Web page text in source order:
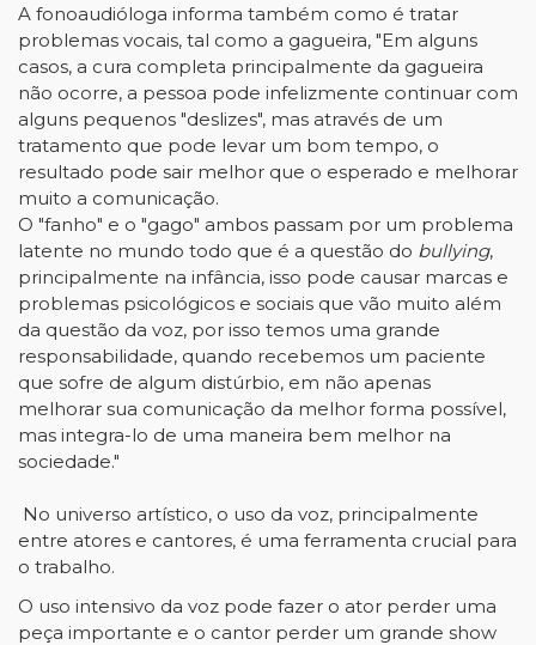
A fonoaudióloga informa também como é tratar
problemas vocais, tal como a gagueira, "Em alguns
casos, a cura completa principalmente da gagueira
não ocorre, a pessoa pode infelizmente continuar com
alguns pequenos "deslizes", mas através de um
tratamento que pode levar um bom tempo, o
resultado pode sair melhor que o esperado e melhorar
muito a comunicação.
O "fanho" e o "gago" ambos passam por um problema
latente no mundo todo que é a questão do bullying,
principalmente na infância, isso pode causar marcas e
problemas psicológicos e sociais que vão muito além
da questão da voz, por isso temos uma grande
responsabilidade, quando recebemos um paciente
que sofre de algum distúrbio, em não apenas
melhorar sua comunicação da melhor forma possível,
mas integra-lo de uma maneira bem melhor na
sociedade."
No universo artístico, o uso da voz, principalmente
entre atores e cantores, é uma ferramenta crucial para
o trabalho.
O uso intensivo da voz pode fazer o ator perder uma
peça importante e o cantor perder um grande show